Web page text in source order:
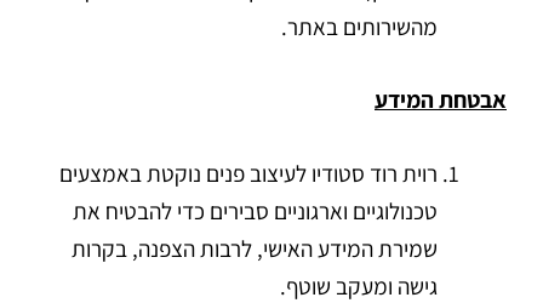
מהשירותים באתר.
אבטחת המידע
רוית רוד סטודיו לעיצוב פנים נוקטת באמצעים
טכנולוגיים וארגוניים סבירים כדי להבטיח את
שמירת המידע האישי, לרבות הצפנה, בקרות
גישה ומעקב שוטף.